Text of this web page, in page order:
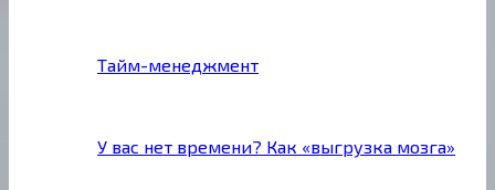
Тайм-менеджмент
У вас нет времени? Как «выгрузка мозга»